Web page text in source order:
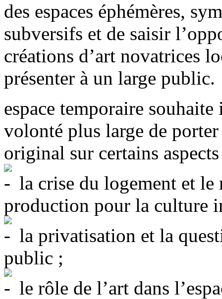
des espaces éphémères,
subversifs et de saisir
créations d’art novatrices
présenter à un large public.
espace temporaire
volonté plus large de
original sur certains
la crise du logement et le
production pour la culture
la privatisation et la
public ;
le rôle de l’art dans